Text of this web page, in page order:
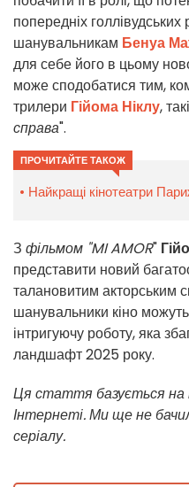
попередніх голлівудських
шанувальникам Бенуа
для себе його в цьому
може сподобатися тим,
трилери Гійома Ніклу,
справа".
ПРОЧИТАЙТЕ ТАКОЖ
Найкращі кінотеатри
З фільмом "MI AMOR"
представити новий
талановитим акторським
шанувальники кіно
інтригуючу роботу, яка
ландшафт 2025 року.
Ця стаття базується на
Інтернеті. Ми ще не
серіалу.